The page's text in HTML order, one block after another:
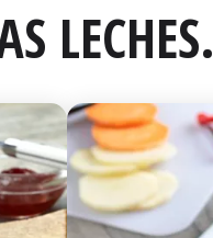
LECHES.